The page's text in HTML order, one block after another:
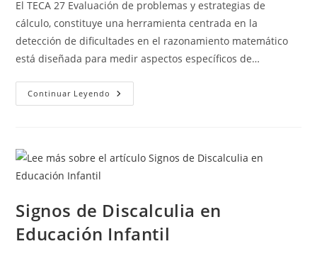
entrada:
El TECA 27 Evaluación de problemas y estrategias de
cálculo, constituye una herramienta centrada en la
detección de dificultades en el razonamiento matemático
está diseñada para medir aspectos específicos de…
Continuar Leyendo TECA
27
Estrategias
De
Signos de Discalculia en
Educación Infantil